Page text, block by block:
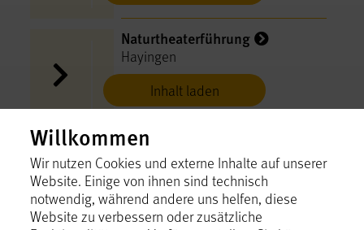
Inhalt laden
Naturtheaterführung
Hayingen
Inhalt laden
Ochsenlöcher
Hayingen
Willkommen
Wir nutzen Cookies und externe Inhalte auf unserer
Website. Einige von ihnen sind technisch
notwendig, während andere uns helfen, diese
Website zu verbessern oder zusätzliche